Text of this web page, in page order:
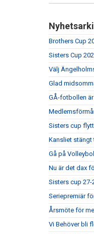
Brothers Cup
Sisters Cup
Välj
Glad
GÅ-fotbollen
Sisters cup
Kansliet
Gå på
Nu är det dax
Sisters cup 27-
Seriepremiär
Årsmöte för
Vi Behöver bli